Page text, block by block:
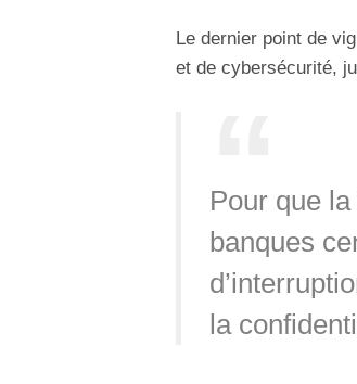
Le dernier point de
et de cybersécurité,
Pour que
banques
la